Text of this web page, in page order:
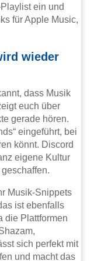
ein und
für Apple Music,
wieder
dass Musik
euch über
gerade hören.
eingeführt, bei
könnt. Discord
eigene Kultur
Musik-Snippets
ist ebenfalls
die Plattformen
sich perfekt mit
und macht das